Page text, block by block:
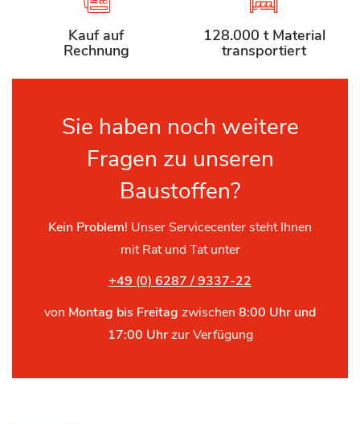
Kauf auf
Rechnung
128.000 t Material
transportiert
Sie haben noch weitere
Fragen zu unseren
Baustoffen?
Kein Problem! Unser Servicecenter steht Ihnen
mit Rat und Tat unter
+49 (0) 6287 / 9337-22
von Montag bis Freitag zwischen 8:00 Uhr und
17:00 Uhrzur Verfügung